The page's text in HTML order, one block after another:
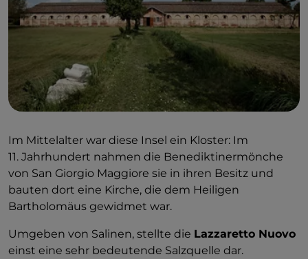
Im Mittelalter war diese Insel ein Kloster: Im
11. Jahrhundert nahmen die Benediktinermönche
von San Giorgio Maggiore sie in ihren Besitz und
bauten dort eine Kirche, die dem Heiligen
Bartholomäus gewidmet war.
Umgeben von Salinen, stellte die Lazzaretto Nuovo
einst eine sehr bedeutende Salzquelle dar.